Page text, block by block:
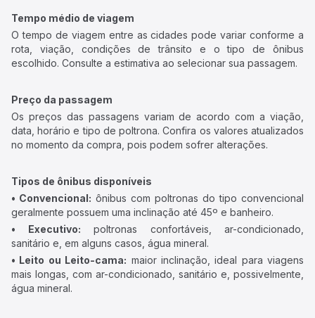
Tempo médio de viagem
O tempo de viagem entre as cidades pode variar conforme a
rota, viação, condições de trânsito e o tipo de ônibus
escolhido. Consulte a estimativa ao selecionar sua passagem.
Preço da passagem
Os preços das passagens variam de acordo com a viação,
data, horário e tipo de poltrona. Confira os valores atualizados
no momento da compra, pois podem sofrer alterações.
Tipos de ônibus disponíveis
• Convencional: ônibus com poltronas do tipo convencional
geralmente possuem uma inclinação até 45º e banheiro.
• Executivo: poltronas confortáveis, ar-condicionado,
sanitário e, em alguns casos, água mineral.
• Leito ou Leito-cama: maior inclinação, ideal para viagens
mais longas, com ar-condicionado, sanitário e, possivelmente,
água mineral.